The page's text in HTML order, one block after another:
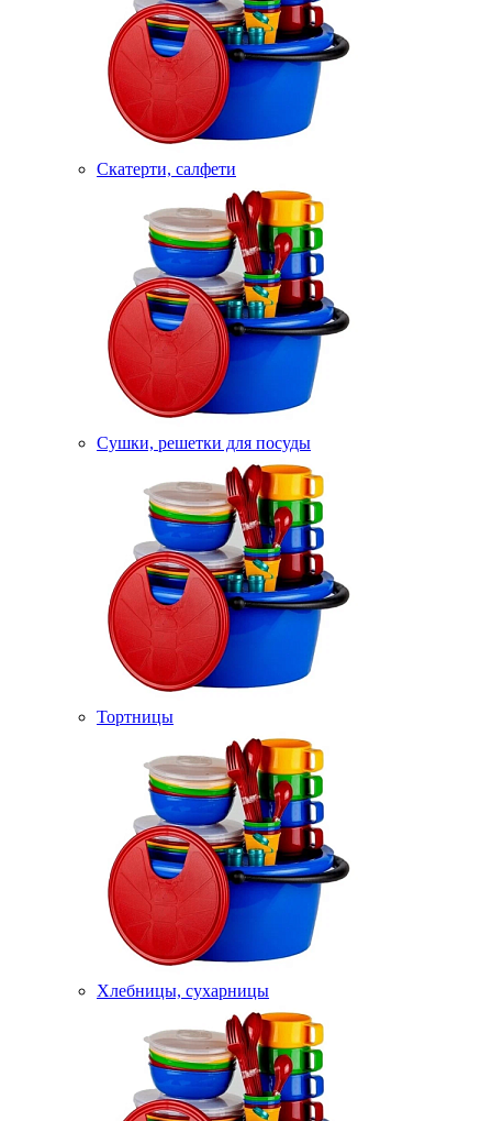
Скатерти, салфети
Сушки, решетки для посуды
Тортницы
Хлебницы, сухарницы